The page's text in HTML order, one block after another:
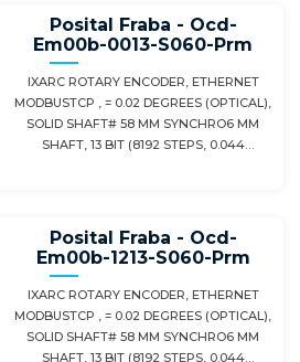
Posital Fraba - Ocd-
Em00b-0013-S060-Prm
IXARC ROTARY ENCODER, ETHERNET
MODBUSTCP , = 0.02 DEGREES (OPTICAL),
SOLID SHAFT# 58 MM SYNCHRO6 MM
SHAFT, 13 BIT (8192 STEPS, 0.044
Posital Fraba - Ocd-
Em00b-1213-S060-Prm
IXARC ROTARY ENCODER, ETHERNET
MODBUSTCP , = 0.02 DEGREES (OPTICAL),
SOLID SHAFT# 58 MM SYNCHRO6 MM
SHAFT, 13 BIT (8192 STEPS, 0.044